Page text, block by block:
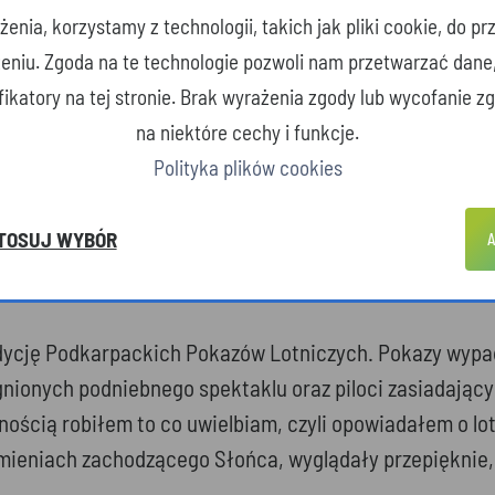
zawsze staram się uwypuklić rolę człowieka, czy
się, uaktualniam dane, czytam i staram się jak
jakąś konkretną liczbę.
lotniczego, do Mielca. Miejsca, które ma
nasza Iskra, która przypięła mi skrzydła
Podkarpackich Pokazów Lotniczych. Pokazy
podniebnego spektaklu oraz piloci
robiłem to co uwielbiam, czyli opowiadałem o
zachodzącego Słońca, wyglądały
korzystamy z technologii, takich jak pliki cookie, do
Zgoda na te technologie pozwoli nam przetwarzać
na tej stronie. Brak wyrażenia zgody lub wycofanie
na niektóre cechy i funkcje.
Polityka plików cookies
WYBÓR